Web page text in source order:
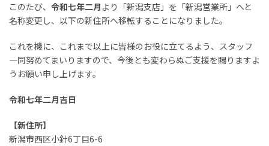
家選びの知識
よくあるご質問
お問い合わせはこちらから
このたび、 令和七年二月 より「新潟支店」を「新潟営業所」へと
名称変更し、以下の新住所へ移転することになりました。
これを機に、これまで以上に皆様のお役に立てるよう、スタッフ
一同努めてまいりますので、今後とも変わらぬご支援を賜りますよ
うお願い申し上げます。
令和七年二月吉日
【新住所】
新潟市西区小針6丁目6-6